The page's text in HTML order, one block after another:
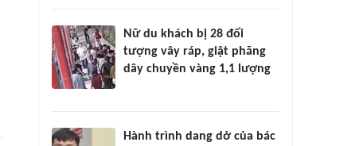
Nữ du khách bị 28 đối
tượng vây ráp, giật phăng
dây chuyền vàng 1,1 lượng
Hành trình dang dở của bác